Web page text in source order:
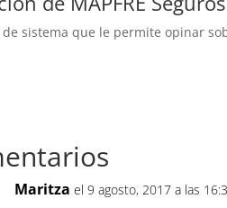
sistema que le permite opinar
Maritza el 9 agosto, 2017 a las